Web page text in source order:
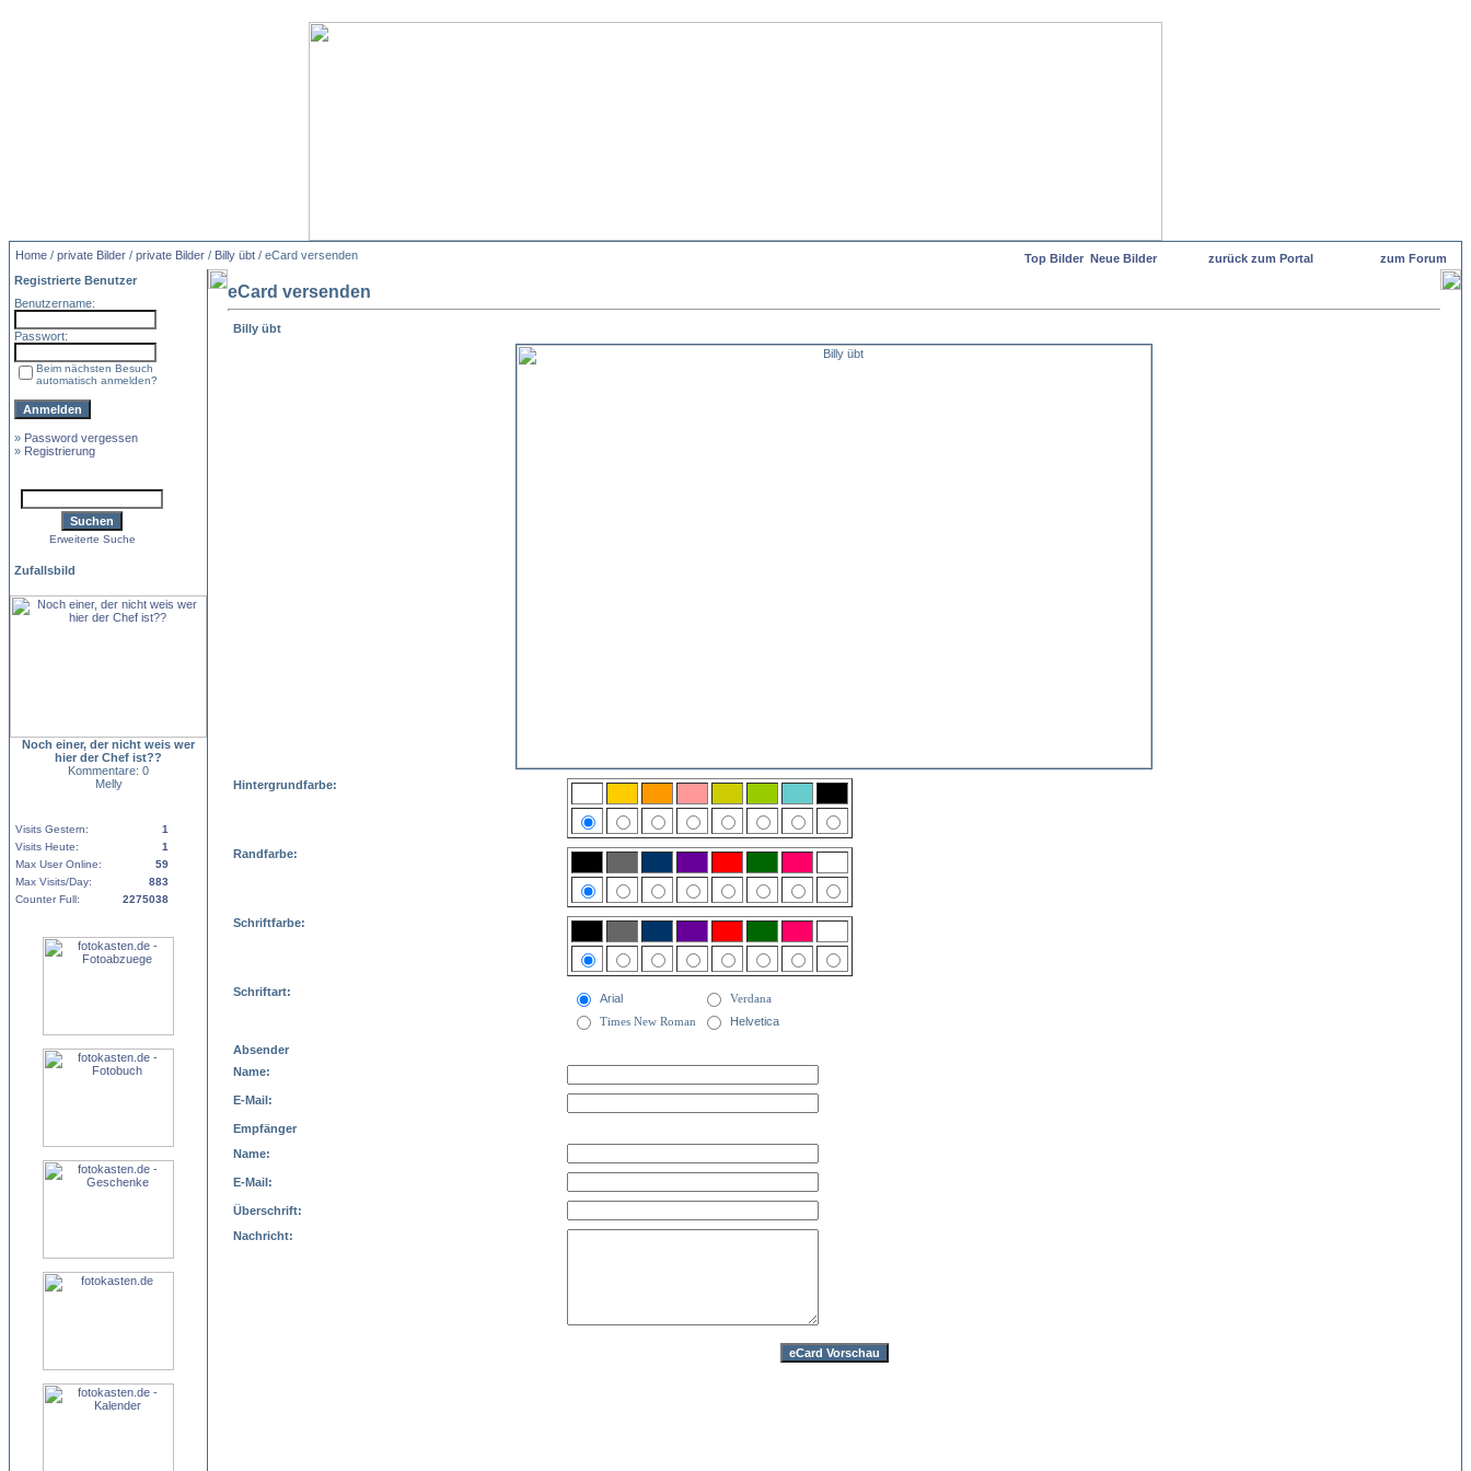
Home / private Bilder / private Bilder / Billy übt / eCard versenden Top Bilder Neue Bilder zurück zum Portal
zum Forum
Registrierte Benutzer
Benutzername:
Passwort:
Beim nächsten Besuch
automatisch anmelden?
» Password vergessen
» Registrierung
Erweiterte Suche
Zufallsbild
Noch einer, der nicht weis wer
hier der Chef ist??
Kommentare: 0
Melly
Visits Gestern:
1
Visits Heute:
1
Max User Online:
59
Max Visits/Day:
883
Counter Full:
2275038
eCard versenden
Billy übt
Hintergrundfarbe:
Randfarbe:
Schriftfarbe:
Schriftart: Arial
Verdana
Times New Roman
Helvetica
Absender
Name:
E-Mail:
Empfänger
Name:
E-Mail:
Überschrift:
Nachricht: